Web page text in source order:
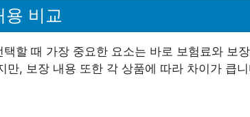
용 비교
할 때 가장 중요한 요소는 바로 보험료와 보
만, 보장 내용 또한 각 상품에 따라 차이가 큽